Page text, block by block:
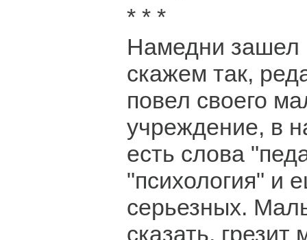
* * *
Намедни зашел
скажем так,
повел своего
учреждение, в
есть слова
"психология" и
серьезных.
сказать,